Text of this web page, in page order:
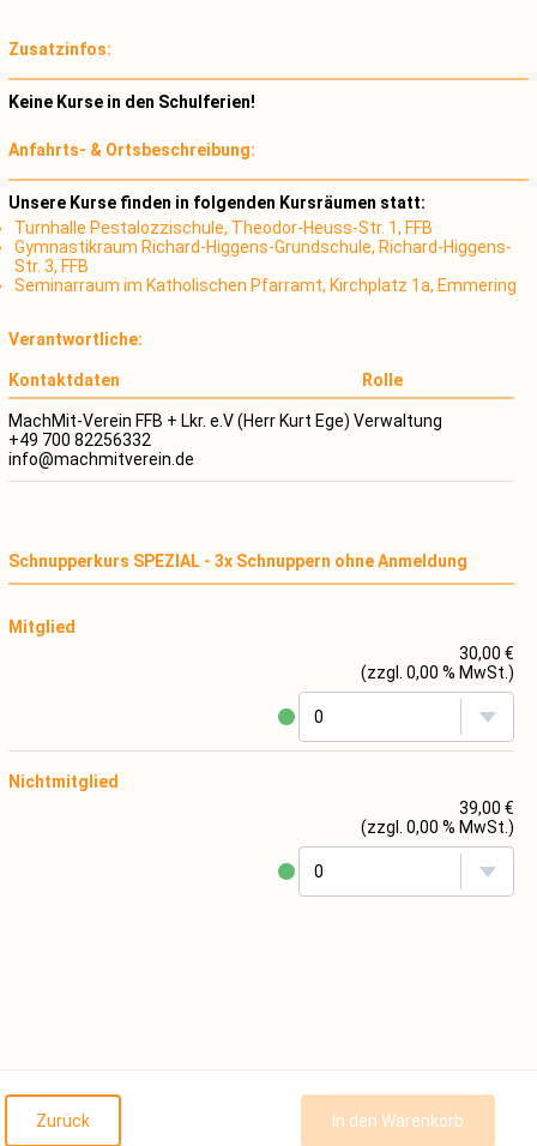
Zusatzinfos:
Keine Kurse in den Schulferien!
Anfahrts- & Ortsbeschreibung:
Unsere Kurse finden in folgenden Kursräumen statt:
Turnhalle Pestalozzischule, Theodor-Heuss-Str. 1, FFB
Gymnastikraum Richard-Higgens-Grundschule, Richard-Higgens-
Str. 3, FFB
Seminarraum im Katholischen Pfarramt, Kirchplatz 1a, Emmering
Verantwortliche:
Kontaktdaten Rolle
MachMit-Verein FFB + Lkr. e.V (Herr Kurt Ege)
+49 700 82256332
info@machmitverein.de
Verwaltung
Schnupperkurs SPEZIAL - 3x Schnuppern ohne Anmeldung
Mitglied
30,00 €
(zzgl. 0,00 % MwSt.)
Nichtmitglied
39,00 €
(zzgl. 0,00 % MwSt.)
Zurück In den Warenkorb